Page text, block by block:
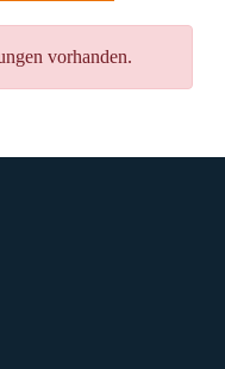
vorhanden.